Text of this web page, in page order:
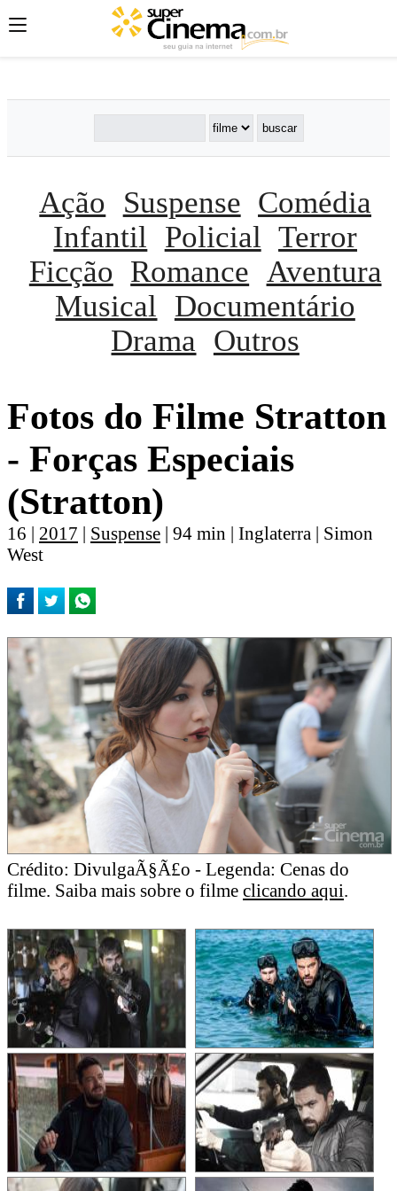
';';
Ação Suspense Comédia
Infantil
Policial Terror
Ficção Romance Aventura
Musical
Documentário
Drama
Outros
Fotos do Filme Stratton
- Forças Especiais
(Stratton)
16 | 2017 | Suspense | 94 min | Inglaterra | Simon
West
Crédito: DivulgaÃ§Ã£o - Legenda: Cenas do
filme. Saiba mais sobre o filme clicando aqui.